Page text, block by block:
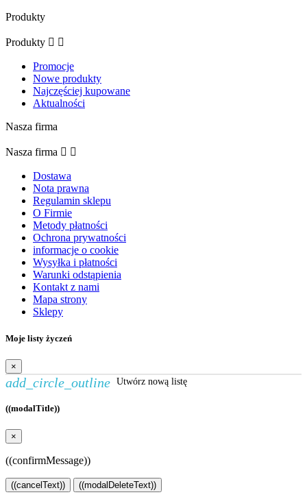
Produkty
Produkty  
Promocje
Nowe produkty
Najczęściej kupowane
Aktualności
Nasza firma
Nasza firma  
Dostawa
Nota prawna
Regulamin sklepu
O Firmie
Metody płatności
Ochrona prywatności
informacje o cookie
Wysyłka i płatności
Warunki odstąpienia
Kontakt z nami
Mapa strony
Sklepy
Moje listy życzeń
×
add_circle_outline Utwórz nową listę
((modalTitle))
×
((confirmMessage))
((cancelText)) ((modalDeleteText))